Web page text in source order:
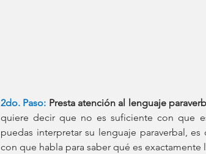
2do. Paso: Presta atención al lenguaje
quiere decir que no es suficiente con que
puedas interpretar su lenguaje paraverbal,
con que habla para saber qué es